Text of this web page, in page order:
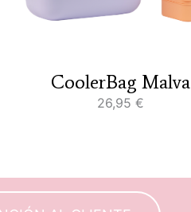
CoolerBag Malva
26,95 €